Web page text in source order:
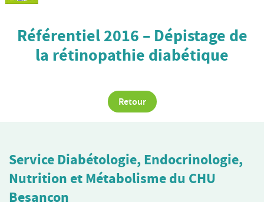
Référentiel 2016 – Dépistage de
la rétinopathie diabétique
Retour
Service Diabétologie, Endocrinologie,
Nutrition et Métabolisme du CHU
Besançon